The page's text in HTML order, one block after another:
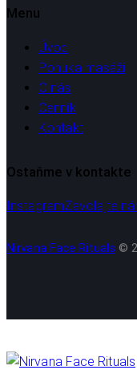
Menu
Úvod
Ponuka masáži
O nás
Cenník
Kontakt
Ostaňme v kontakte
InstagramZavolajte
Nirvana Face Rituals ©